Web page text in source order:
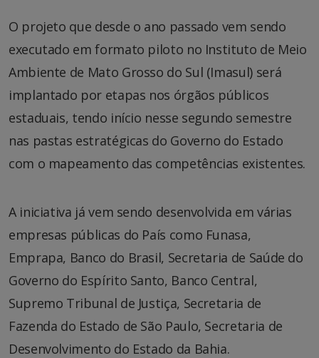
O projeto que desde o ano passado vem sendo
executado em formato piloto no Instituto de Meio
Ambiente de Mato Grosso do Sul (Imasul) será
implantado por etapas nos órgãos públicos
estaduais, tendo início nesse segundo semestre
nas pastas estratégicas do Governo do Estado
com o mapeamento das competências existentes.
A iniciativa já vem sendo desenvolvida em várias
empresas públicas do País como Funasa,
Emprapa, Banco do Brasil, Secretaria de Saúde do
Governo do Espírito Santo, Banco Central,
Supremo Tribunal de Justiça, Secretaria de
Fazenda do Estado de São Paulo, Secretaria de
Desenvolvimento do Estado da Bahia.